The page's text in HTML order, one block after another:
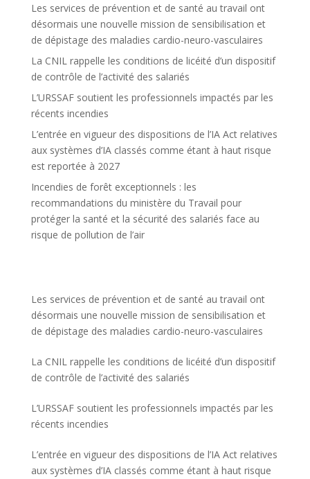
Les services de prévention et de santé au travail ont
désormais une nouvelle mission de sensibilisation et
de dépistage des maladies cardio-neuro-vasculaires
La CNIL rappelle les conditions de licéité d’un dispositif
de contrôle de l’activité des salariés
L’URSSAF soutient les professionnels impactés par les
récents incendies
L’entrée en vigueur des dispositions de l’IA Act relatives
aux systèmes d’IA classés comme étant à haut risque
est reportée à 2027
Incendies de forêt exceptionnels : les
recommandations du ministère du Travail pour
protéger la santé et la sécurité des salariés face au
risque de pollution de l’air
Les services de prévention et de santé au travail ont
désormais une nouvelle mission de sensibilisation et
de dépistage des maladies cardio-neuro-vasculaires
La CNIL rappelle les conditions de licéité d’un dispositif
de contrôle de l’activité des salariés
L’URSSAF soutient les professionnels impactés par les
récents incendies
L’entrée en vigueur des dispositions de l’IA Act relatives
aux systèmes d’IA classés comme étant à haut risque